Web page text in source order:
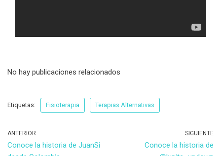
No hay publicaciones relacionados
Etiquetas: Fisioterapia Terapias Alternativas
ANTERIOR
Conoce la historia de JuanSi
SIGUIENTE
Conoce la historia de